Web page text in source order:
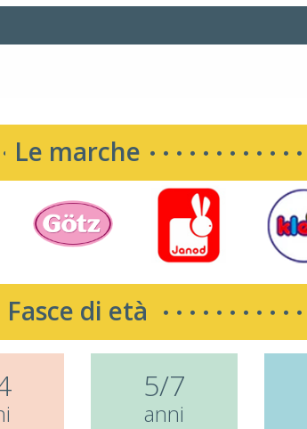
Le marche
Fasce di età
5/7
anni